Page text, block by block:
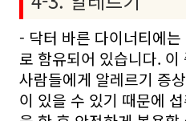
- 닥터 바른 다이너티에
로 함유되어 있습니다.
사람들에게 알레르기 증
이 있을 수 있기 때문에